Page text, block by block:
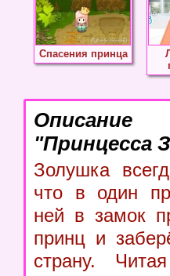
Спасения принца
"Принцесса
Золушка
что в один
ней в замок
принц и
страну.